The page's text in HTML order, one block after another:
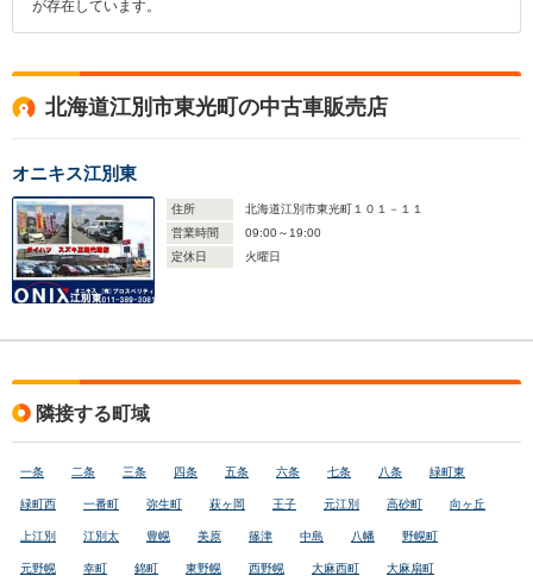
が存在しています。
北海道江別市東光町の中古車販売店
オニキス江別東
住所
北海道江別市東光町１０１－１１
営業時間
09:00～19:00
定休日
火曜日
隣接する町域
一条 二条 三条 四条 五条 六条 七条 八条 緑町東
緑町西 一番町 弥生町 萩ヶ岡 王子 元江別 高砂町 向ヶ丘
上江別 江別太 豊幌 美原 篠津 中島 八幡 野幌町
元野幌 幸町 錦町 東野幌 西野幌 大麻西町 大麻扇町